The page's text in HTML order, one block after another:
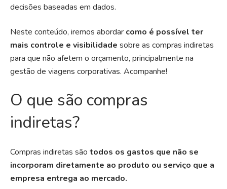
decisões baseadas em dados.
Neste conteúdo, iremos abordar como é possível ter
mais controle e visibilidade sobre as compras indiretas
para que não afetem o orçamento, principalmente na
gestão de viagens corporativas. Acompanhe!
O que são compras
indiretas?
Compras indiretas são todos os gastos que não se
incorporam diretamente ao produto ou serviço que a
empresa entrega ao mercado.